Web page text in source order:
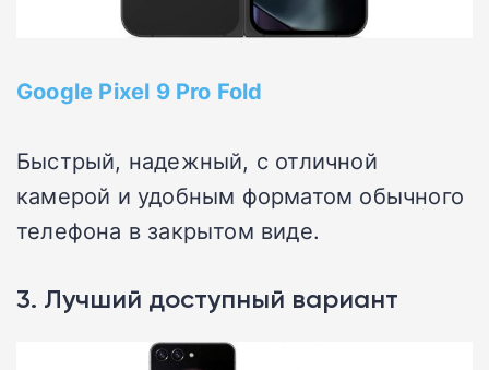
Google Pixel 9 Pro Fold
Быстрый, надежный, с отличной
камерой и удобным форматом обычного
телефона в закрытом виде.
3. Лучший доступный вариант